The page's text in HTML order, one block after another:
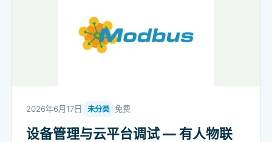
2026年6月17日 未分类 免费
设备管理与云平台调试 — 有人物联